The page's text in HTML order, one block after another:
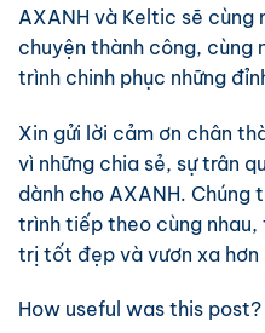
AXANH và Keltic sẽ cùng
chuyện thành công, cùng
trình chinh phục những
Xin gửi lời cảm ơn chân
vì những chia sẻ, sự trân
dành cho AXANH. Chúng
trình tiếp theo cùng
trị tốt đẹp và vươn xa hơn
How useful was this post?